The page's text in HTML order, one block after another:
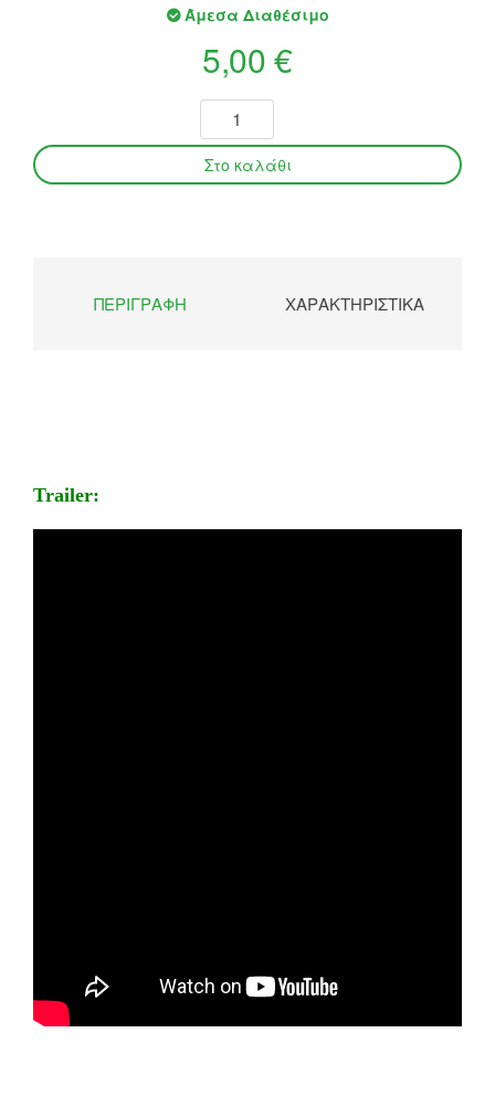
Άμεσα Διαθέσιμο
5,00 €
ΠΕΡΙΓΡΑΦΉ ΧΑΡΑΚΤΗΡΙΣΤΙΚΆ
Trailer: